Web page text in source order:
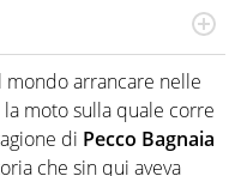
a tutto campo, è il
a chiedergli di boxe, di
ve ne farà innamorare
arrancare nelle
moto sulla quale corre
di Pecco Bagnaia
che sin qui aveva